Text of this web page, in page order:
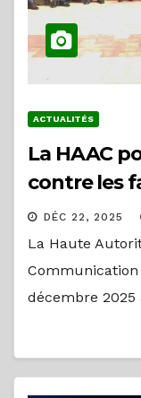
ACTUALITÉS
La HAAC
contre les
DÉC 22, 2025
La Haute
Communication
décembre 2025